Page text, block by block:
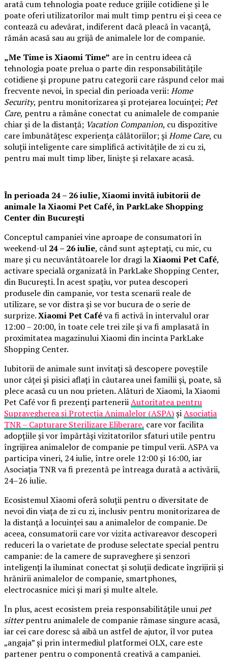
arată cum tehnologia poate reduce grijile cotidiene și le
poate oferi utilizatorilor mai mult timp pentru ei și ceea ce
contează cu adevărat, indiferent dacă pleacă în vacanță,
rămân acasă sau au grijă de animalele lor de companie.
„Me Time is Xiaomi Time” are în centru ideea că
tehnologia poate prelua o parte din responsabilitățile
cotidiene și propune patru categorii care răspund celor mai
frecvente nevoi, în special din perioada verii: Home
Security, pentru monitorizarea și protejarea locuinței;Pet
Care, pentru a rămâne conectat cu animalele de companie
chiar și de la distanță; Vacation Companion, cu dispozitive
care îmbunătățesc experiența călătoriilor; șiHome Care, cu
soluții inteligente care simplifică activitățile de zi cu zi,
pentru mai mult timp liber, liniște și relaxare acasă.
În perioada 24 – 26 iulie, Xiaomi invită iubitorii de
animale laXiaomi Pet Café, în ParkLake Shopping
Center din București
Conceptul campaniei vine aproape de consumatori în
weekend-ul 24 – 26 iulie, când sunt așteptați, cu mic, cu
mare și cu necuvântătoarele lor dragi laXiaomi Pet Café,
activare specială organizată în ParkLake Shopping Center,
din București. În acest spațiu, vor putea descoperi
produsele din campanie, vor testa scenarii reale de
utilizare, se vor distra și se vor bucura de o serie de
surprize.Xiaomi Pet Caféva fi activă în intervalul orar
12:00 – 20:00, în toate cele trei zile și va fi amplasată în
proximitatea magazinului Xiaomi din incinta ParkLake
Shopping Center.
Iubitorii de animale sunt invitați să descopere poveștile
unor căței și pisici aflați în căutarea unei familii și, poate, să
plece acasă cu un nou prieten. Alături de Xiaomi, la Xiaomi
Pet Café vor fi prezenți parteneriiAutoritatea pentru
Supravegherea și Protecția Animalelor (ASPA)șiAsociația
TNR – Capturare Sterilizare Eliberare, care vor facilita
adopțiile și vor împărtăși vizitatorilor sfaturi utile pentru
îngrijirea animalelor de companie pe timpul verii. ASPA va
participa vineri, 24 iulie, între orele 12:00 și 16:00, iar
Asociația TNR va fi prezentă pe întreaga durată a activării,
24–26 iulie.
Ecosistemul Xiaomi oferă soluții pentru o diversitate de
nevoi din viața de zi cu zi, inclusiv pentru monitorizarea de
la distanță a locuinței sau a animalelor de companie. De
aceea, consumatorii care vor vizita activareavor descoperi
reduceri la o varietate de produse selectate special pentru
campanie: de la camere de supraveghere și senzori
inteligenți la iluminat conectat și soluții dedicate îngrijirii și
hrănirii animalelor de companie, smartphones,
electrocasnice mici și mari și multe altele.
În plus, acest ecosistem preia responsabilitățile unui pet
sitterpentru animalele de companie rămase singure acasă,
iar cei care doresc să aibă un astfel de ajutor, îl vor putea
„angaja” și prin intermediul platformei OLX, care este
partener pentru o componentă creativă a campaniei.